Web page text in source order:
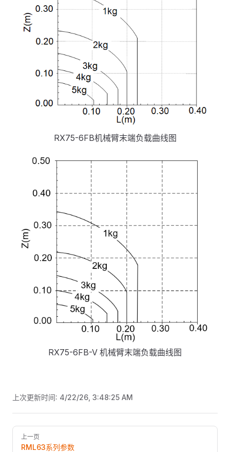
RX75-6FB机械臂末端负载曲线图
RX75-6FB-V 机械臂末端负载曲线图
上次更新时间: 4/22/26, 3:48:25 AM
Pager
上一页
RML63系列参数